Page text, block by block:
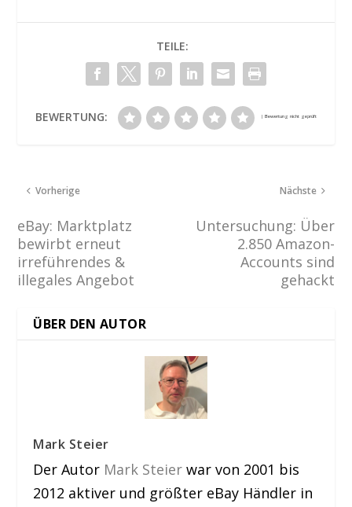
TEILE:
BEWERTUNG:
Vorherige
eBay: Marktplatz
bewirbt erneut
irreführendes &
illegales Angebot
Nächste
Untersuchung: Über
2.850 Amazon-
Accounts sind
gehackt
ÜBER DEN AUTOR
Mark Steier
Der Autor Mark Steier war von 2001 bis
2012 aktiver und größter eBay Händler in